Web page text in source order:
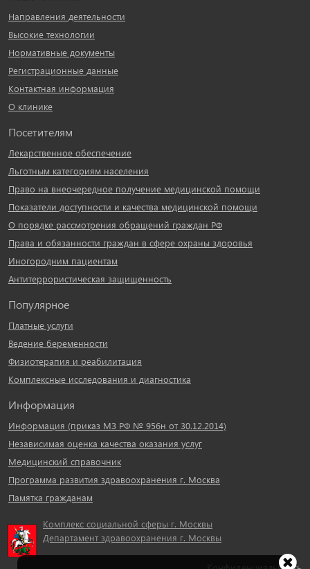
Направления деятельности
Высокие технологии
Нормативные документы
Регистрационные данные
Контактная информация
О клинике
Посетителям
Лекарственное обеспечение
Льготным категориям населения
Право на внеочередное получение медицинской помощи
Показатели доступности и качества медицинской помощи
О порядке рассмотрения обращений граждан РФ
Права и обязанности граждан в сфере охраны здоровья
Иногородним пациентам
Антитеррористическая защищенность
Популярное
Платные услуги
Ведение беременности
Физиотерапия и реабилитация
Комплексные исследования и диагностика
Информация
Информация (приказ МЗ РФ № 956н от 30.12.2014)
Независимая оценка качества оказания услуг
Медицинский справочник
Программа развития здравоохранения г. Москва
Памятка гражданам
Комплекс социальной сферы г. Москвы
Департамент здравоохранения г. Москвы